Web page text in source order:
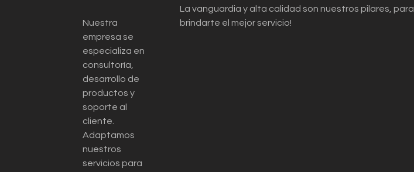
Nuestra
empresa se
especializa en
consultoría,
desarrollo de
productos y
soporte al
cliente.
Adaptamos
nuestros
servicios para
La vanguardia y alta calidad son nuestros pilares, para
brindarte el mejor servicio!